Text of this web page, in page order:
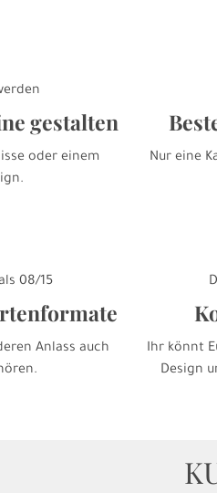
gestalten
oder einem
Nur eine
08/15
Anlass auch
Ihr könnt
Design